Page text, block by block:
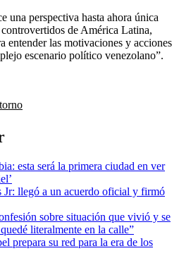
una perspectiva hasta ahora única
de América Latina,
entender las motivaciones y acciones
escenario político venezolano”.
esta será la primera ciudad en ver
llegó a un acuerdo oficial y firmó
sobre situación que vivió y se
literalmente en la calle”
prepara su red para la era de los